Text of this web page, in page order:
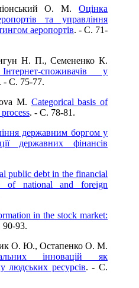
О. М. Оцінка
та управління
аеропортів. - C. 71-
Н. П., Семененко К.
споживачів у
. - C. 75-77.
M. Categorical basis of
. - C. 78-81.
державним боргом у
державних фінансів
public debt in the financial
of national and foreign
in the stock market:
90-93.
О. Ю., Остапенко О. М.
інновацій як
людських ресурсів. - C.